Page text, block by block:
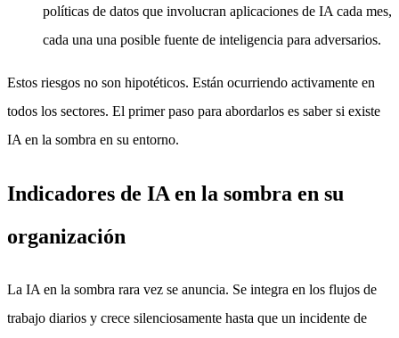
políticas de datos que involucran aplicaciones de IA cada mes,
cada una una posible fuente de inteligencia para adversarios.
Estos riesgos no son hipotéticos. Están ocurriendo activamente en
todos los sectores. El primer paso para abordarlos es saber si existe
IA en la sombra en su entorno.
Indicadores de IA en la sombra en su
organización
La IA en la sombra rara vez se anuncia. Se integra en los flujos de
trabajo diarios y crece silenciosamente hasta que un incidente de